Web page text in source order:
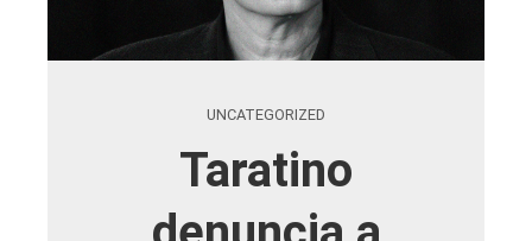
UNCATEGORIZED
Taratino